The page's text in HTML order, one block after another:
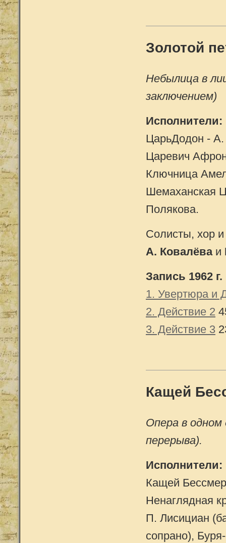
Золотой
Небылица в
заключением)
Исполнители:
ЦарьДодон -
Царевич
Ключница
Шемаханская
Полякова.
Солисты, хор
А. Ковалёваи
Запись 1962 г.
1. Увертюра и
2. Действие 2
3. Действие 3
Кащей
Опера в одном
перерыва).
Исполнители:
Кащей
Ненаглядная
П. Лисициан
сопрано),